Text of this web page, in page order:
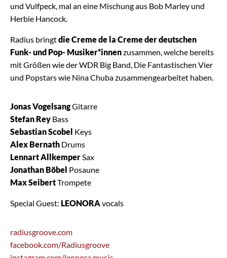
und Vulfpeck, mal an eine Mischung aus Bob Marley und
Herbie Hancock.
Radius bringtdie Creme de la Creme der deutschen
Funk- und Pop- Musiker*innenzusammen, welche bereits
mit Größen wie der WDR Big Band, Die Fantastischen Vier
und Popstars wie Nina Chuba zusammengearbeitet haben.
Jonas VogelsangGitarre
Stefan Rey Bass
Sebastian Scobel Keys
Alex Bernath Drums
Lennart Allkemper Sax
Jonathan Böbel Posaune
Max SeibertTrompete
Special Guest: LEONORA vocals
radiusgroove.com
facebook.com/Radiusgroove